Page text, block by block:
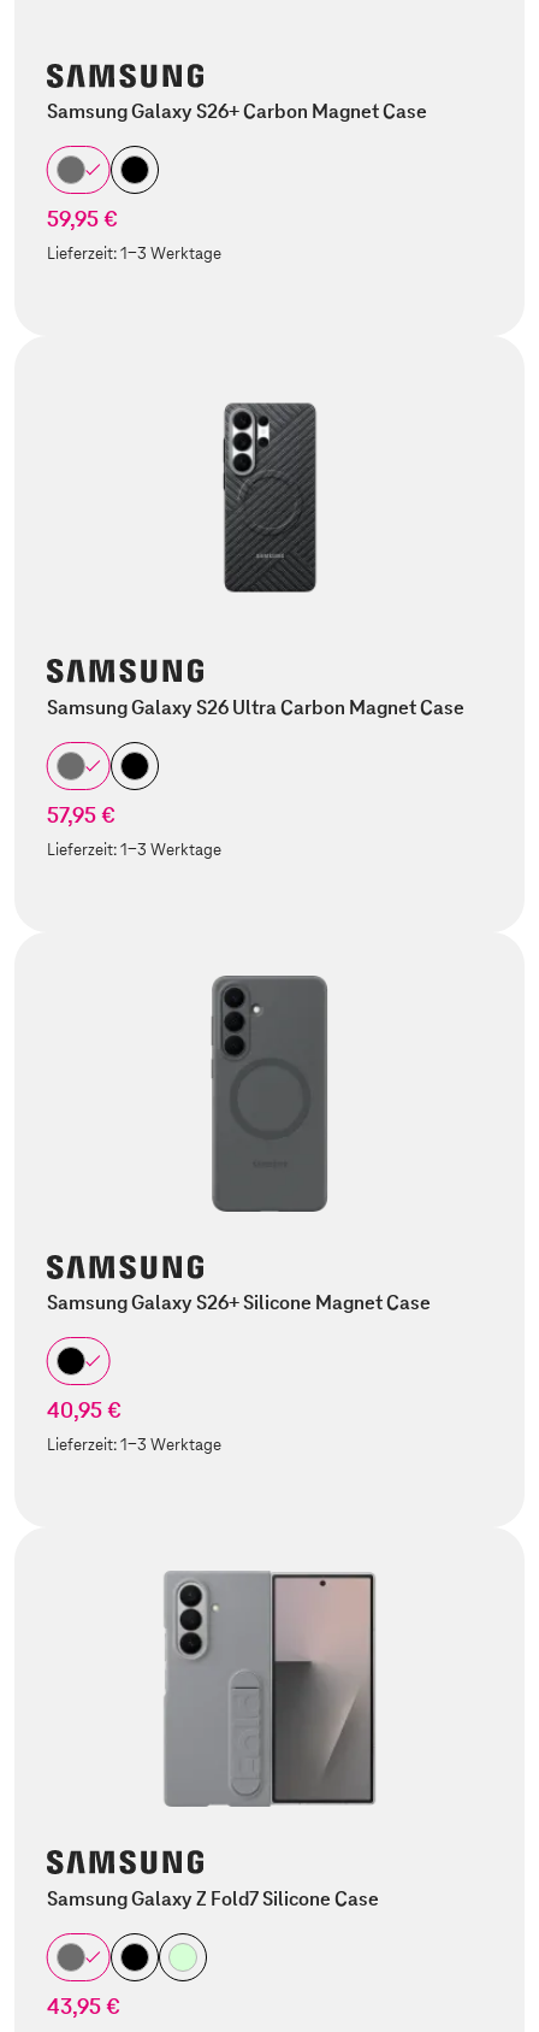
Samsung Galaxy S26+ Carbon Magnet Case
59,95 €
Lieferzeit:1-3 Werktage
Samsung Galaxy S26 Ultra Carbon Magnet Case
57,95 €
Lieferzeit:1-3 Werktage
Samsung Galaxy S26+ Silicone Magnet Case
40,95 €
Lieferzeit:1-3 Werktage
Samsung Galaxy Z Fold7 Silicone Case
43,95 €